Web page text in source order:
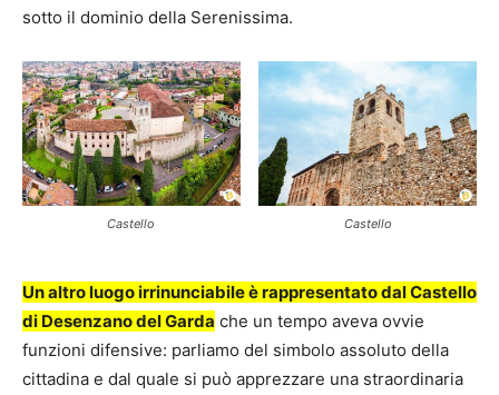
sotto il dominio della Serenissima.
Castello Castello
Un altro luogo irrinunciabile è rappresentato dal Castello
di Desenzano del Garda che un tempo aveva ovvie
funzioni difensive: parliamo del simbolo assoluto della
cittadina e dal quale si può apprezzare una straordinaria